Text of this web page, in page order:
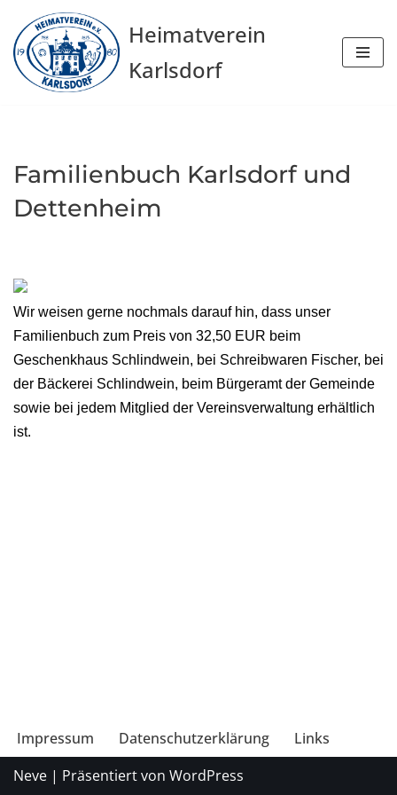
Zum
Inhalt
springen
Heimatverein
Karlsdorf
Familienbuch Karlsdorf und
Dettenheim
Wir weisen gerne nochmals darauf hin, dass unser
Familienbuch zum Preis von 32,50 EUR beim
Geschenkhaus Schlindwein, bei Schreibwaren Fischer, bei
der Bäckerei Schlindwein, beim Bürgeramt der Gemeinde
sowie bei jedem Mitglied der Vereinsverwaltung erhältlich
ist.
Impressum Datenschutzerklärung
Links
Neve | Präsentiert von WordPress